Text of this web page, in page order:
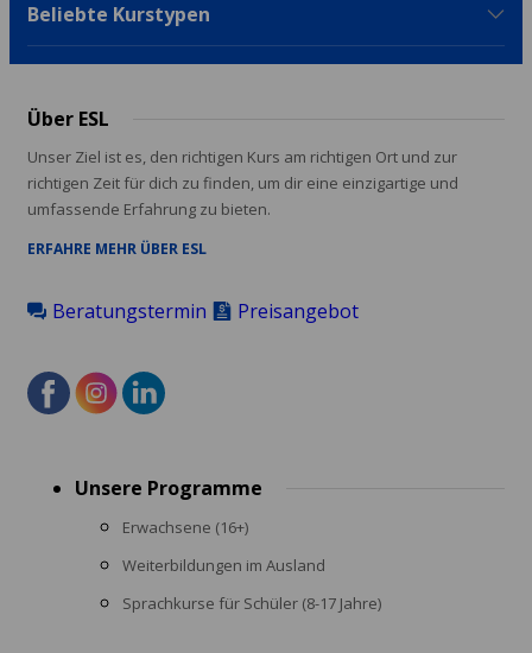
Beliebte Kurstypen
Über ESL
Unser Ziel ist es, den richtigen Kurs am richtigen Ort und zur
richtigen Zeit für dich zu finden, um dir eine einzigartige und
umfassende Erfahrung zu bieten.
ERFAHRE MEHR ÜBER ESL
Beratungstermin Preisangebot
menuUnsere Programme
Erwachsene (16+)
Weiterbildungen im Ausland
Sprachkurse für Schüler (8-17 Jahre)